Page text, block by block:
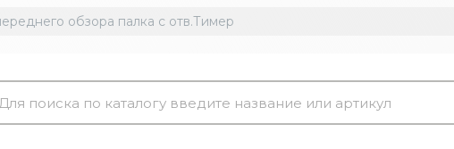
обзора палка с отв.Тимер